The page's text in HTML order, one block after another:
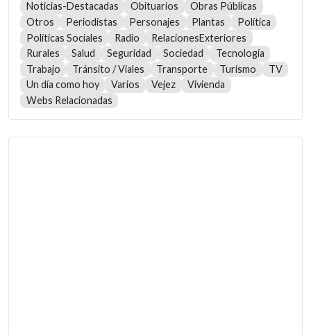
Noticias-Destacadas
Obituarios
Obras Públicas
Otros
Periodistas Personajes Plantas
Política
Políticas Sociales
Radio
RelacionesExteriores
Rurales
Salud Seguridad Sociedad
Tecnología
Trabajo
Tránsito / Viales Transporte Turismo
TV
Un día como hoy
Varios Vejez
Vivienda
Webs Relacionadas